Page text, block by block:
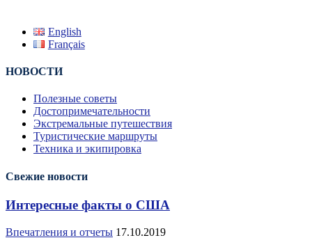
English
Français
НОВОСТИ
Полезные советы
Достопримечательности
Экстремальные путешествия
Туристические маршруты
Техника и экипировка
Свежие новости
Интересные факты о США
Впечатления и отчеты 17.10.2019